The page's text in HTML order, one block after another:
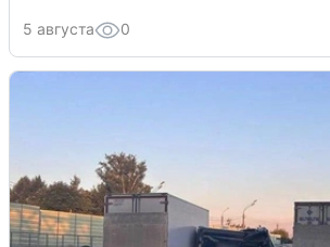
5 августа 0